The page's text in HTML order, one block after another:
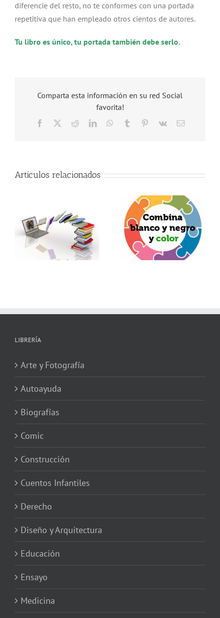
diferencie del resto, no te conformes con una portada
repetitiva que han empleado otros cientos de autores.
Tu libro es único, tu portada también debe serlo.
Comparta esta información en su red Social
favorita!
Facebook RedditLinkedInWhatsApp
Tumblr Pinterest
Vk
Correo
Artículos relacionados
LIBRERÍA
Arte y Fotografía
Autoayuda
Biografías
Comic
Construcción
Cuentos Infantiles
Derecho
Diseño y Arquitectura
Educación
Ensayo
Medicina